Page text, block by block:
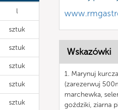
l
sztuk
sztuk
sztuk
sztuk
sztuk
Wskazówki
1. Marynuj
(zarezerwuj
marchewka,
goździki, ziarna